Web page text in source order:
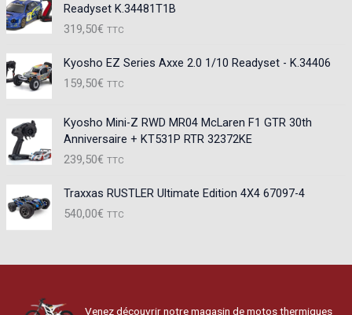
Readyset K.34481T1B
319,50€ TTC
Kyosho EZ Series Axxe 2.0 1/10 Readyset - K.34406
159,50€ TTC
Kyosho Mini-Z RWD MR04 McLaren F1 GTR 30th
Anniversaire + KT531P RTR 32372KE
239,50€ TTC
Traxxas RUSTLER Ultimate Edition 4X4 67097-4
540,00€ TTC
Venez découvrir notre magasin de motos thermiques